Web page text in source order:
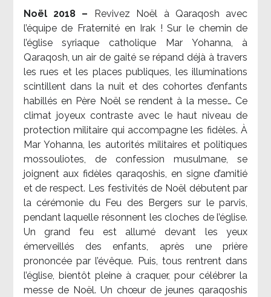
Noël 2018 –
Revivez Noël à Qaraqosh avec
l’équipe de Fraternité en Irak ! Sur le chemin de
l’église syriaque catholique Mar Yohanna, à
Qaraqosh, un air de gaité se répand déjà à travers
les rues et les places publiques, les illuminations
scintillent dans la nuit et des cohortes d’enfants
habillés en Père Noël se rendent à la messe… Ce
climat joyeux contraste avec le haut niveau de
protection militaire qui accompagne les fidèles. À
Mar Yohanna, les autorités militaires et politiques
mossouliotes, de confession musulmane, se
joignent aux fidèles qaraqoshis, en signe d’amitié
et de respect. Les festivités de Noël débutent par
la cérémonie du Feu des Bergers sur le parvis,
pendant laquelle résonnent les cloches de l’église.
Un grand feu est allumé devant les yeux
émerveillés des enfants, après une prière
prononcée par l’évêque. Puis, tous rentrent dans
l’église, bientôt pleine à craquer, pour célébrer la
messe de Noël. Un chœur de jeunes qaraqoshis